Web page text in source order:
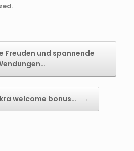
.
Freuden und spannende
welcome bonus… →